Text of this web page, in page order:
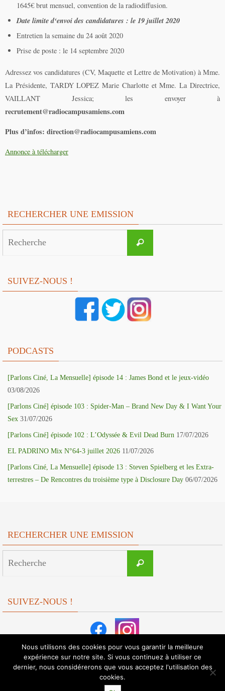
1645€ brut mensuel, convention de la radiodiffusion.
Date limite d‘envoi des candidatures : le 19 juillet 2020
Entretien la semaine du 24 août 2020
Prise de poste : le 14 septembre 2020
Adressez vos candidatures (CV, Maquette et Lettre de Motivation) à Mme.
La Présidente, TARDY LOPEZ Marie Charlotte et Mme. La Directrice,
VAILLANT Jessica; les envoyer à
recrutement@radiocampusamiens.com
Plus d’infos: direction@radiocampusamiens.com
Annonce à télécharger
RECHERCHER UNE EMISSION
Recherche
SUIVEZ-NOUS !
PODCASTS
[Parlons Ciné, La Mensuelle] épisode 14 : James Bond et le jeux-vidéo
03/08/2026
[Parlons Ciné] épisode 103 : Spider-Man – Brand New Day & I Want Your
Sex 31/07/2026
[Parlons Ciné] épisode 102 : L’Odyssée & Evil Dead Burn 17/07/2026
EL PADRINO Mix N°64-3 juillet 2026 11/07/2026
[Parlons Ciné, La Mensuelle] épisode 13 : Steven Spielberg et les Extra-
terrestres – De Rencontres du troisième type à Disclosure Day 06/07/2026
RECHERCHER UNE EMISSION
Recherche
SUIVEZ-NOUS !
Nous utilisons des cookies pour vous garantir la meilleure
expérience sur notre site. Si vous continuez à utiliser ce
dernier, nous considérerons que vous acceptez l'utilisation des
cookies.